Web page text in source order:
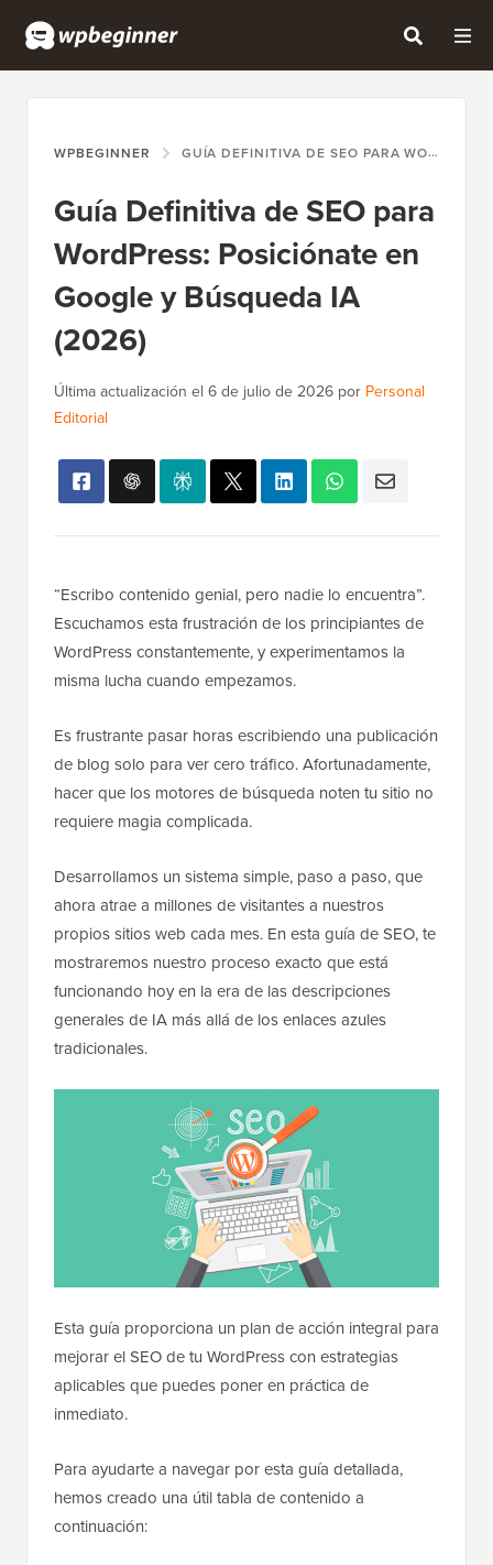
WPBEGINNER GUÍA DEFINITIVA DE SEO PARA WORDPRESS: POSICIÓNATE EN GOOGLE Y BÚSQUEDA IA (2026)
Guía Definitiva de SEO para
WordPress: Posiciónate en
Google y Búsqueda IA
(2026)
Última actualización el 6 de julio de 2026 por Personal
Editorial
“Escribo contenido genial, pero nadie lo encuentra”.
Escuchamos esta frustración de los principiantes de
WordPress constantemente, y experimentamos la
misma lucha cuando empezamos.
Es frustrante pasar horas escribiendo una publicación
de blog solo para ver cero tráfico. Afortunadamente,
hacer que los motores de búsqueda noten tu sitio no
requiere magia complicada.
Desarrollamos un sistema simple, paso a paso, que
ahora atrae a millones de visitantes a nuestros
propios sitios web cada mes. En esta guía de SEO, te
mostraremos nuestro proceso exacto que está
funcionando hoy en la era de las descripciones
generales de IA más allá de los enlaces azules
tradicionales.
Esta guía proporciona un plan de acción integral para
mejorar el SEO de tu WordPress con estrategias
aplicables que puedes poner en práctica de
inmediato.
Para ayudarte a navegar por esta guía detallada,
hemos creado una útil tabla de contenido a
continuación: